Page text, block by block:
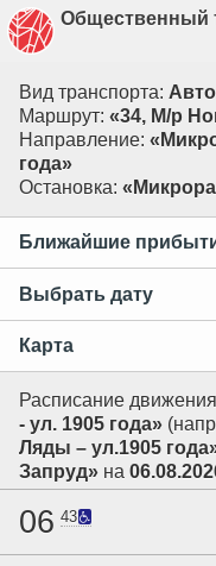
Общественный
Вид транспорта:
Маршрут: «34, М/р
Направление:
года»
Остановка:
Ближайшие
Выбрать дату
Карта
Расписание
- ул. 1905 года»
Ляды – ул.1905
Запруд» на
06 43